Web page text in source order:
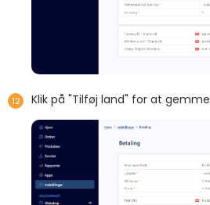
Klik på "Tilføj land" for at